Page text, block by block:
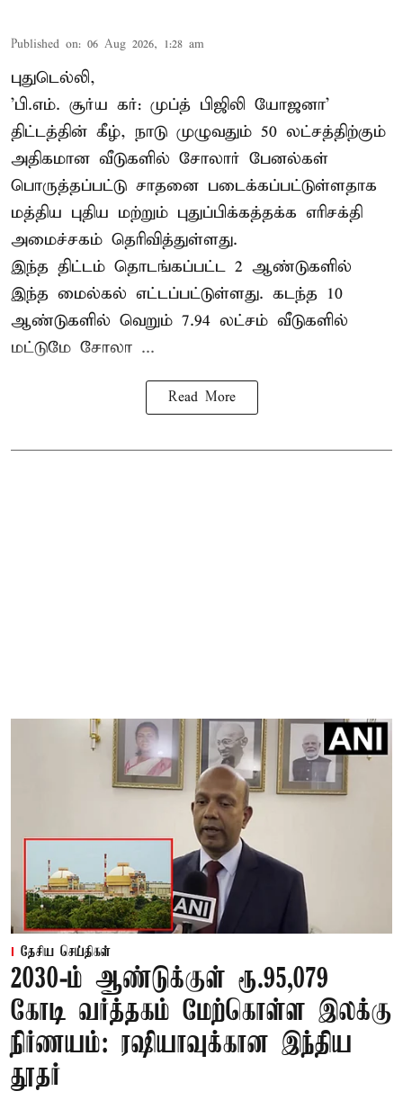
Published on: 06 Aug 2026, 1:28 am
புதுடெல்லி,
'பி.எம். சூர்ய கர்: முப்த் பிஜிலி யோஜனா'
திட்டத்தின் கீழ், நாடு முழுவதும் 50 லட்சத்திற்கும்
அதிகமான வீடுகளில் சோலார் பேனல்கள்
பொருத்தப்பட்டு சாதனை படைக்கப்பட்டுள்ளதாக
மத்திய புதிய மற்றும் புதுப்பிக்கத்தக்க எரிசக்தி
அமைச்சகம் தெரிவித்துள்ளது.
இந்த திட்டம் தொடங்கப்பட்ட 2 ஆண்டுகளில்
இந்த மைல்கல் எட்டப்பட்டுள்ளது. கடந்த 10
ஆண்டுகளில் வெறும் 7.94 லட்சம் வீடுகளில்
மட்டுமே சோலா ...
Read More
தேசிய செய்திகள்
2030-ம் ஆண்டுக்குள் ரூ.95,079
கோடி வர்த்தகம் மேற்கொள்ள இலக்கு
நிர்ணயம்: ரஷியாவுக்கான இந்திய
தூதர்